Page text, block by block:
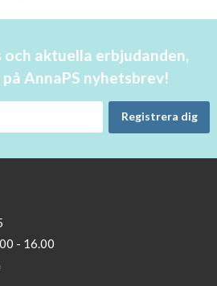
och aktuella erbjudanden,
AnnaPS nyhetsbrev!
Registrera dig
- 16.00